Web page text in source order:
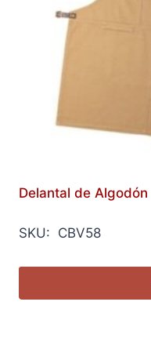
Delantal de Algodón
SKU: CBV58